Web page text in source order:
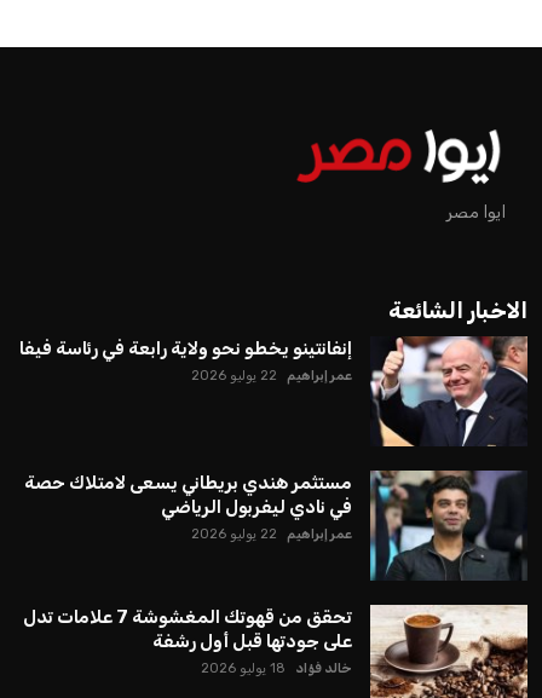
ايوا مصر
الاخبار الشائعة
إنفانتينو يخطو نحو ولاية رابعة في رئاسة فيفا
عمر إبراهيم 22 يوليو 2026
مستثمر هندي بريطاني يسعى لامتلاك حصة
في نادي ليفربول الرياضي
عمر إبراهيم 22 يوليو 2026
تحقق من قهوتك المغشوشة 7 علامات تدل
على جودتها قبل أول رشفة
خالد فؤاد 18 يوليو 2026